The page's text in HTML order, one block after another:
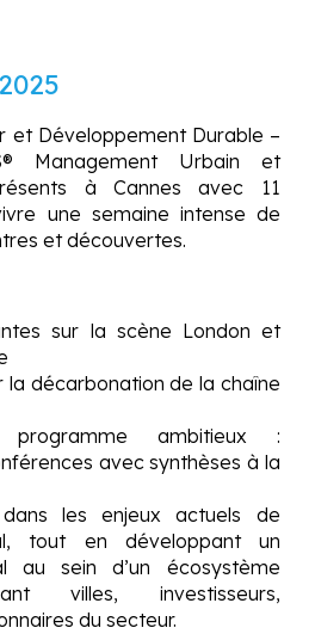
5
et Développement Durable –
Management Urbain et
à Cannes avec 11
une semaine intense de
et découvertes.
sur la scène London et
la décarbonation de la chaîne
programme ambitieux :
avec synthèses à la
les enjeux actuels de
tout en développant un
au sein d’un écosystème
villes, investisseurs,
du secteur.